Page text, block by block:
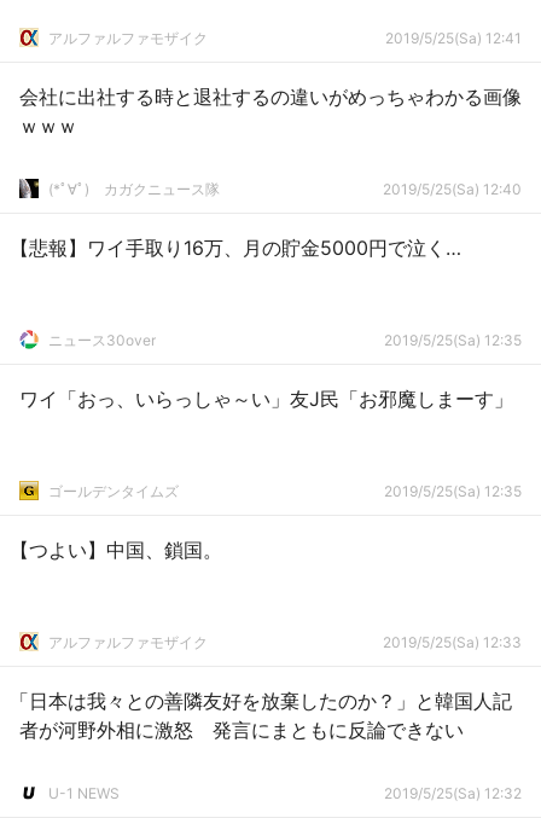
アルファルファモザイク 2019/5/25(Sa) 12:41
会社に出社する時と退社するの違いがめっちゃわかる画像
ｗｗｗ
(*ﾟ∀ﾟ)ゞカガクニュース隊 2019/5/25(Sa) 12:40
【悲報】ワイ手取り16万、月の貯金5000円で泣く…
ニュース30over 2019/5/25(Sa) 12:35
ワイ「おっ、いらっしゃ～い」友J民「お邪魔しまーす」
ゴールデンタイムズ 2019/5/25(Sa) 12:35
【つよい】中国、鎖国。
アルファルファモザイク 2019/5/25(Sa) 12:33
「日本は我々との善隣友好を放棄したのか？」と韓国人記
者が河野外相に激怒 発言にまともに反論できない
U-1 NEWS 2019/5/25(Sa) 12:32